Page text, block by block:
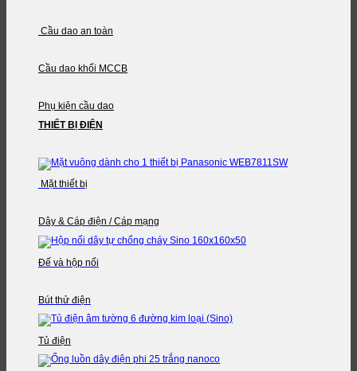
Cầu dao an toàn
Cầu dao khối MCCB
Phụ kiện cầu dao
THIẾT BỊ ĐIỆN
Mặt thiết bị
Dây & Cáp điện / Cáp mạng
Đế và hộp nối
Bút thử điện
Tủ điện